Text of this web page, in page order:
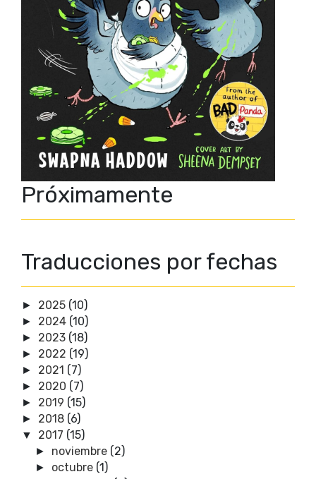
Próximamente
Traducciones por fechas
► 2025 (10)
► 2024 (10)
► 2023 (18)
► 2022 (19)
► 2021 (7)
► 2020 (7)
► 2019 (15)
► 2018 (6)
▼ 2017 (15)
► noviembre (2)
► octubre (1)